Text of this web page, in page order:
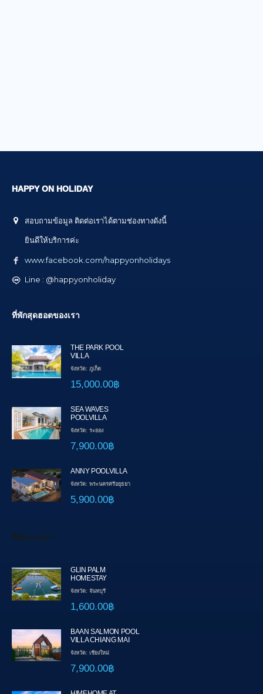
HAPPY ON HOLIDAY
สอบถามข้อมูล ติดต่อเราได้ตามช่องทางดังนี้
ยินดีให้บริการค่ะ
www.facebook.com/happyonholidays
Line : @happyonholiday
ที่พักสุดฮอตของเรา
THE PARK POOL
VILLA
จังหวัด: ภูเก็ต
15,000.00฿
SEA WAVES
POOLVILLA
จังหวัด: ระยอง
7,900.00฿
ANNY POOLVILLA
จังหวัด: พระนครศรีอยุธยา
5,900.00฿
ที่พักแนะนำ
GLIN PALM
HOMESTAY
จังหวัด: จันทบุรี
1,600.00฿
BAAN SALMON POOL
VILLA CHIANG MAI
จังหวัด: เชียงใหม่
7,900.00฿